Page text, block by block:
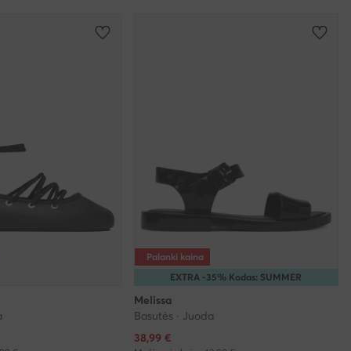
EXTRA -35% Kodas: SUMMER
Palanki kaina
Melissa
Basutės · Juoda
Dabartinė kaina
38,99 €